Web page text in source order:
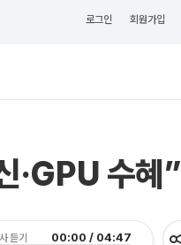
로그인 회원가입
·GPU 수혜”
듣기 00:00 / 04:47